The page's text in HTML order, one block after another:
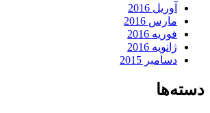
2016
2016
2016
2016
2015